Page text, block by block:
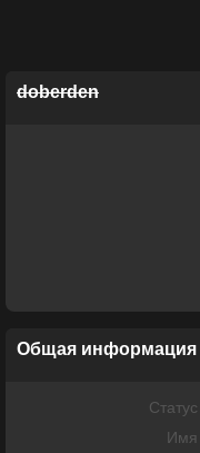
doberden
Общая информация
Статус
Имя